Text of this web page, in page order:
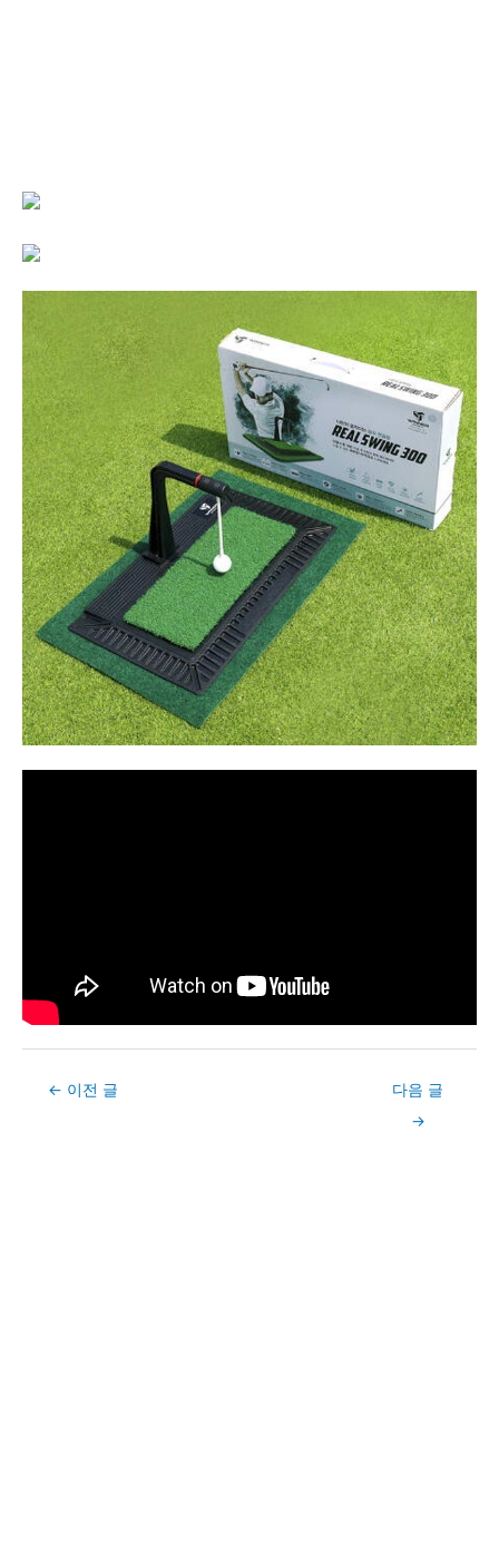
Post← 이전 글
다음 글
→